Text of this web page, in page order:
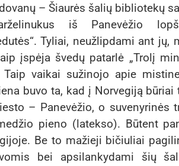
– Šiaurės šalių bibliotekų
iš Panevėžio
Tyliai, neužlipdami ant jų,
įspėja švedų patarlė „Trolį
vaikai sužinojo apie
buvo ta, kad į Norvegiją
– Panevėžio, o suvenyrinės
pieno (latekso). Būtent
Be to mažieji bičiuliai
bei apsilankydami šių